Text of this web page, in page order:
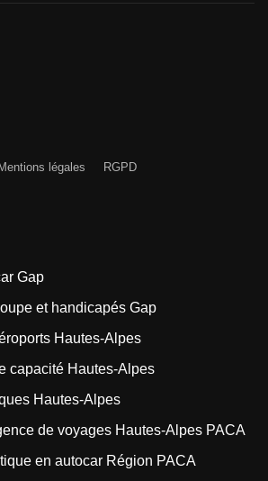
Mentions légales RGPD
Gap
et handicapés Gap
Hautes-Alpes
capacité Hautes-Alpes
Hautes-Alpes
de voyages Hautes-Alpes PACA
en autocar Région PACA